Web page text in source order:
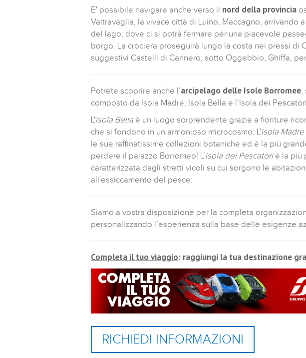
E' possibile navigare anche verso il nord della provincia
Valtravaglia, la vivace città di Luino, Maccagno, arrivando
del lago, dove ci si potrà fermare per una piacevole
borgo. La crociera proseguirà lungo la costa nei pressi di
suggestivi Castelli di Cannero, sotto Oggebbio, Ghiffa,
Potrete scoprire anche l’arcipelago delle Isole Borromee,
composto da Isola Madre, Isola Bella e l’Isola dei
L'isola Bella è un luogo sorprendente grazie a fioriture
che si fondono in un armonioso microcosmo. L'isola Madre
le sue raffinatissime collezioni botaniche ed è la più
perdere il palazzo Borromeo! L’isola dei Pescatori è la più
caratterizzata dagli stretti vicoli su cui sorgono le
all'essiccamento del pesce.
Siamo a vostra disposizione per la completa
personalizzando l’esperienza sulla base delle esigenze
Completa il tuo viaggio: raggiungi la tua destinazione
RICHIEDI INFORMAZIONI